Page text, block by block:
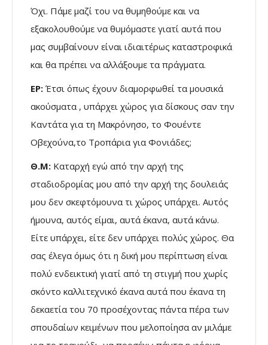
Όχι. Πάμε μαζί του να θυμηθούμε και να
εξακολουθούμε να θυμόμαστε γιατί αυτά που
μας συμβαίνουν είναι ιδιαιτέρως καταστροφικά
και θα πρέπει να αλλάξουμε τα πράγματα.
ΕΡ: Έτσι όπως έχουν διαμορφωθεί τα μουσικά
ακούσματα , υπάρχει χώρος για δίσκους σαν την
Καντάτα για τη Μακρόνησο, το Φουέντε
Οβεχούνα,το Τροπάρια για Φονιάδες;
Θ.Μ: Καταρχή εγώ από την αρχή της
σταδιοδρομίας μου από την αρχή της δουλειάς
μου δεν σκεφτόμουνα τι χώρος υπάρχει. Αυτός
ήμουνα, αυτός είμαι, αυτά έκανα, αυτά κάνω.
Είτε υπάρχει, είτε δεν υπάρχει πολύς χώρος. Θα
σας έλεγα όμως ότι η δική μου περίπτωση είναι
πολύ ενδεικτική γιατί από τη στιγμή που χωρίς
σκόντο καλλιτεχνικό έκανα αυτά που έκανα τη
δεκαετία του 70 προσέχοντας πάντα πέρα των
σπουδαίων κειμένων που μελοποίησα αν μιλάμε